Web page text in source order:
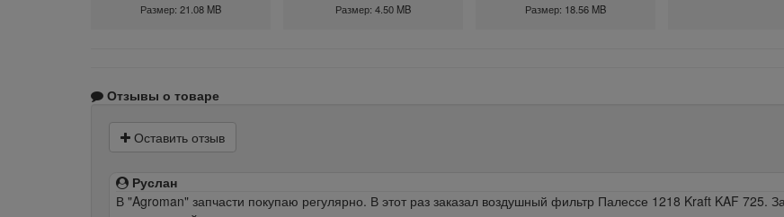
Размер: 21.08 MB Размер: 4.50 MB Размер: 18.56 MB
Отзывы о товаре
Оставить отзыв
Руслан
В "Agroman" запчасти покупаю регулярно. В этот раз заказал воздушный фильтр Палессе 1218 Kraft KAF 725.